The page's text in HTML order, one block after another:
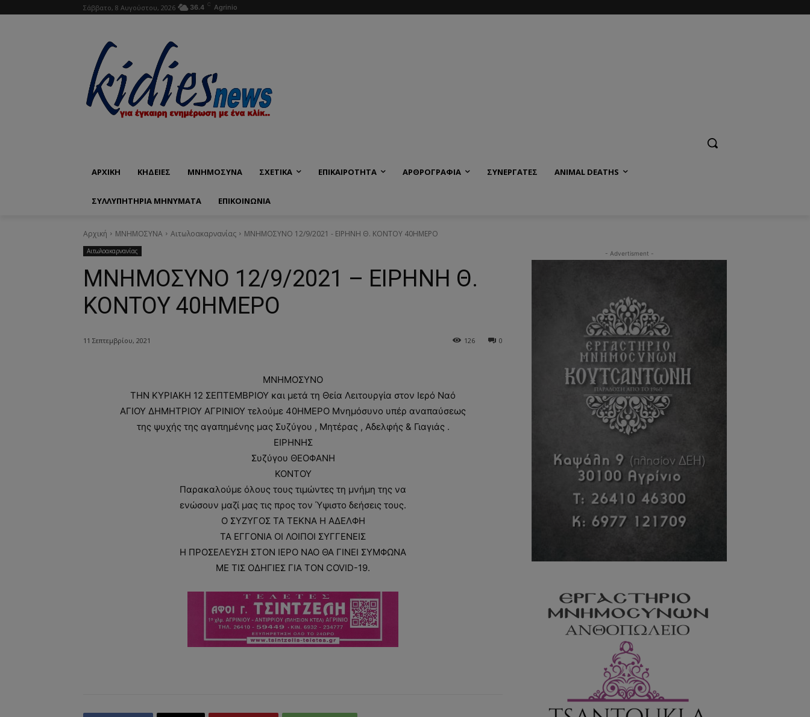
Σάββατο, 8 Αυγούστου, 2026 36.4 C Agrinio
ΑΡΧΙΚΗ ΚΗΔΕΙΕΣ ΜΝΗΜΟΣΥΝΑ ΣΧΕΤΙΚΑ ΕΠΙΚΑΙΡΟΤΗΤΑ ΑΡΘΡΟΓΡΑΦΙΑ ΣΥΝΕΡΓΑΤΕΣ ANIMAL DEATHS
ΣΥΛΛΥΠΗΤΗΡΙΑ ΜΗΝΥΜΑΤΑ ΕΠΙΚΟΙΝΩΝΊΑ
Αρχική ΜΝΗΜΟΣΥΝΑ Αιτωλοακαρνανίας ΜΝΗΜΟΣΥΝΟ 12/9/2021 - ΕΙΡΗΝΗ Θ. ΚΟΝΤΟΥ 40ΗΜΕΡΟ
Αιτωλοακαρνανίας
ΜΝΗΜΟΣΥΝΟ 12/9/2021 – ΕΙΡΗΝΗ Θ.
ΚΟΝΤΟΥ 40ΗΜΕΡΟ
11 Σεπτεμβρίου, 2021 0
126
ΜΝΗΜΟΣΥΝΟ
ΤΗΝ ΚΥΡΙΑΚΗ 12 ΣΕΠΤΕΜΒΡΙΟΥ και μετά τη Θεία Λειτουργία στον Ιερό Ναό
ΑΓΙΟΥ ΔΗΜΗΤΡΙΟΥ ΑΓΡΙΝΙΟΥ τελούμε 40ΗΜΕΡΟ Μνημόσυνο υπέρ αναπαύσεως
της ψυχής της αγαπημένης μας Συζύγου , Μητέρας , Αδελφής & Γιαγιάς .
ΕΙΡΗΝΗΣ
Συζύγου ΘΕΟΦΑΝΗ
ΚΟΝΤΟΥ
Παρακαλούμε όλους τους τιμώντες τη μνήμη της να
ενώσουν μαζί μας τις προς τον Ύψιστο δεήσεις τους.
Ο ΣΥΖΥΓΟΣ ΤΑ ΤΕΚΝΑ Η ΑΔΕΛΦΗ
ΤΑ ΕΓΓΟΝΙΑ ΟΙ ΛΟΙΠΟΙ ΣΥΓΓΕΝΕΙΣ
Η ΠΡΟΣΕΛΕΥΣΗ ΣΤΟΝ ΙΕΡΟ ΝΑΟ ΘΑ ΓΙΝΕΙ ΣΥΜΦΩΝΑ
ΜΕ ΤΙΣ ΟΔΗΓΙΕΣ ΓΙΑ ΤΟΝ COVID-19.
- Advertisment -